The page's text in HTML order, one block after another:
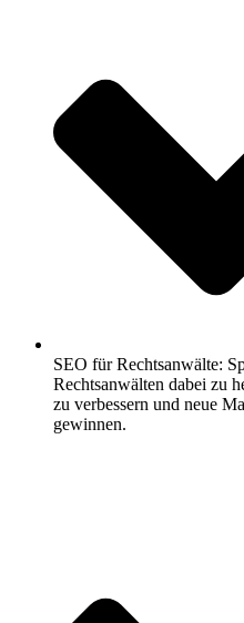
SEO für Rechtsanwälte:
Rechtsanwälten dabei zu
zu verbessern und neue
gewinnen.